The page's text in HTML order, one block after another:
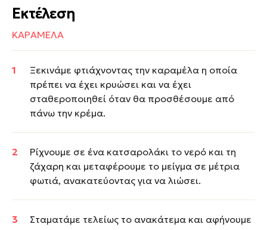
Εκτέλεση
ΚΑΡΑΜΕΛΑ
Ξεκινάμε φτιάχνοντας την καραμέλα η οποία
πρέπει να έχει κρυώσει και να έχει
σταθεροποιηθεί όταν θα προσθέσουμε από
πάνω την κρέμα.
Ρίχνουμε σε ένα κατσαρολάκι το νερό και τη
ζάχαρη και μεταφέρουμε το μείγμα σε μέτρια
φωτιά, ανακατεύοντας για να λιώσει.
Σταματάμε τελείως το ανακάτεμα και αφήνουμε